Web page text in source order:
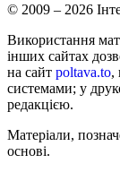
© 2009 – 2026
Використання
інших сайтах
на сайт poltava.to,
системами; у
редакцією.
Матеріали,
основі.